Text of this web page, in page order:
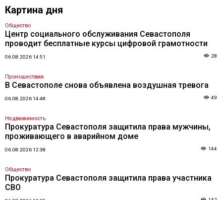
Картина дня
Общество
Центр социального обслуживания Севастополя
проводит бесплатные курсы цифровой грамотности
06.08.2026 14:51 28
Происшествия
В Севастополе снова объявлена воздушная тревога
06.08.2026 14:48 49
Недвижимость
Прокуратура Севастополя защитила права мужчины,
проживающего в аварийном доме
06.08.2026 12:38 144
Общество
Прокуратура Севастополя защитила права участника
СВО